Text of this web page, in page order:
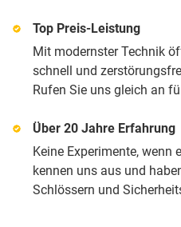
Top Preis-Leistung
Mit modernster Technik
schnell und
Rufen Sie uns gleich an
Über 20 Jahre Erfahrung
Keine Experimente, wenn
kennen uns aus und
Schlössern und